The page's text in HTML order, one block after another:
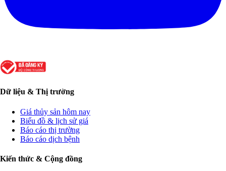
Dữ liệu & Thị trường
Giá thủy sản hôm nay
Biểu đồ & lịch sử giá
Báo cáo thị trường
Báo cáo dịch bệnh
Kiến thức & Cộng đồng